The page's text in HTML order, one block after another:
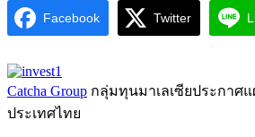
Facebook Twitter
Catcha Group กลุ่มทุนมาเลเซียประกาศ
ประเทศไทย